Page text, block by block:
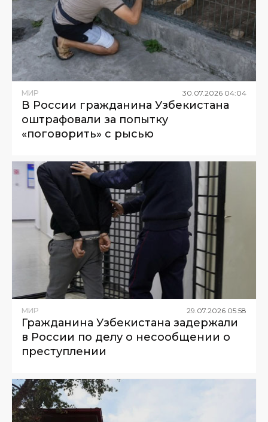
МИР 30.07.2026 04:04
В России гражданина Узбекистана
оштрафовали за попытку
«поговорить» с рысью
МИР 29 07 2026 05:58
Гражданина Узбекистана задержали
в России по делу о несообщении о
преступлении